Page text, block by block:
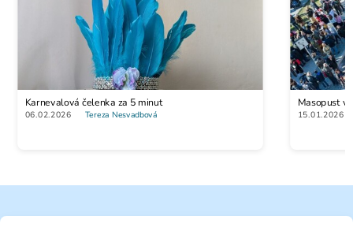
Karnevalová čelenka za 5 minut
06.02.2026 Tereza Nesvadbová
Masopust
15.01.2026